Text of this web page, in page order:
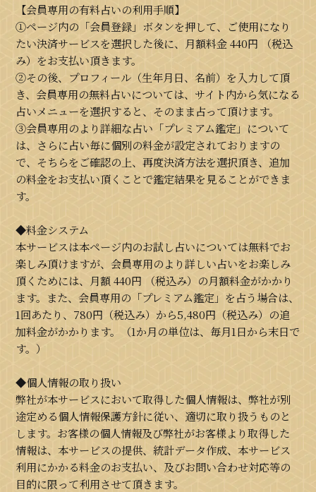
【会員専用の有料占いの利用手順】
①ページ内の「会員登録」ボタンを押して、ご使用になり
たい決済サービスを選択した後に、月額料金440円
（税込
み）をお支払い頂きます。
②その後、プロフィール（生年月日、名前）を入力して頂
き、会員専用の無料占いについては、サイト内から気になる
占いメニューを選択すると、そのまま占って頂けます。
③会員専用のより詳細な占い「プレミアム鑑定」について
は、さらに占い毎に個別の料金が設定されておりますの
で、そちらをご確認の上、再度決済方法を選択頂き、追加
の料金をお支払い頂くことで鑑定結果を見ることができま
す。
◆料金システム
本サービスは本ページ内のお試し占いについては無料でお
楽しみ頂けますが、会員専用のより詳しい占いをお楽しみ
頂くためには、月額440円
（税込み）の月額料金がかかり
ます。また、会員専用の「プレミアム鑑定」を占う場合は、
1回あたり、780円（税込み）から5,480円（税込み）の追
加料金がかかります。（1か月の単位は、毎月1日から末日で
す。）
◆個人情報の取り扱い
弊社が本サービスにおいて取得した個人情報は、弊社が別
途定める個人情報保護方針に従い、適切に取り扱うものと
します。お客様の個人情報及び弊社がお客様より取得した
情報は、本サービスの提供、統計データ作成、本サービス
利用にかかる料金のお支払い、及びお問い合わせ対応等の
目的に限って利用させて頂きます。